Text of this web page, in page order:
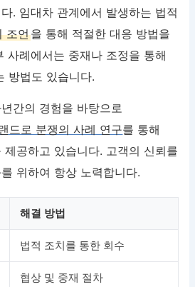
. 임대차 관계에서 발생하는 법적
조언을 통해 적절한 대응 방법을
사례에서는 중재나 조정을 통해
방법도 있습니다.
간의 경험을 바탕으로
드로 분쟁의 사례 연구를 통해
제공하고 있습니다. 고객의 신뢰를
위하여 항상 노력합니다.
해결 방법
법적 조치를 통한 회수
협상 및 중재 절차